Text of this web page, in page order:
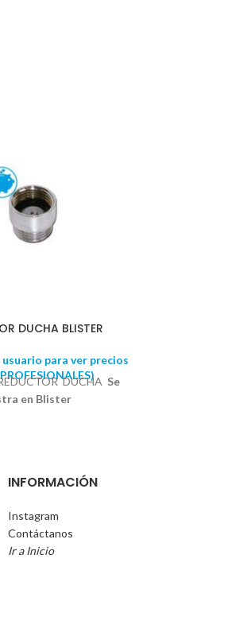
DUCHA BLISTER
para ver precios
DUCHA Se
en Blister
INFORMACIÓN
Instagram
Contáctanos
Ir a Inicio